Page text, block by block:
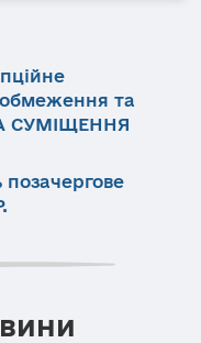
обмеження та
СУМІЩЕННЯ
позачергове